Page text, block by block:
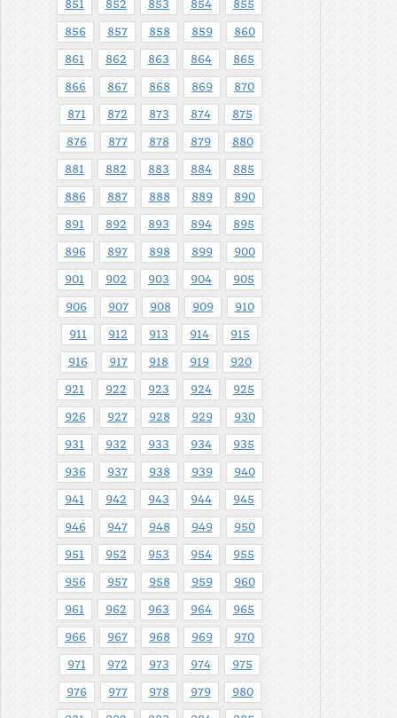
851 852 853 854 855
856 857 858 859 860
861 862 863 864 865
866 867 868 869 870
871 872 873 874 875
876 877 878 879 880
881 882 883 884 885
886 887 888 889 890
891 892 893 894 895
896 897 898 899 900
901 902 903 904 905
906 907 908 909 910
911 912 913 914 915
916 917 918 919 920
921 922 923 924 925
926 927 928 929 930
931 932 933 934 935
936 937 938 939 940
941 942 943 944 945
946 947 948 949 950
951 952 953 954 955
956 957 958 959 960
961 962 963 964 965
966 967 968 969 970
971 972 973 974 975
976 977 978 979 980